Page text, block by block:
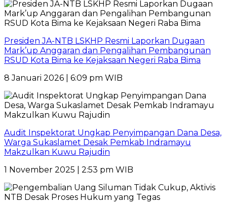
Presiden JA-NTB LSKHP Resmi Laporkan Dugaan
Mark’up Anggaran dan Pengalihan Pembangunan
RSUD Kota Bima ke Kejaksaan Negeri Raba Bima
8 Januari 2026 | 6:09 pm WIB
Audit Inspektorat Ungkap Penyimpangan Dana Desa,
Warga Sukaslamet Desak Pemkab Indramayu
Makzulkan Kuwu Rajudin
1 November 2025 | 2:53 pm WIB